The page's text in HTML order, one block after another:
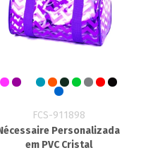
FCS-911898
Personalizada
em PVC Cristal